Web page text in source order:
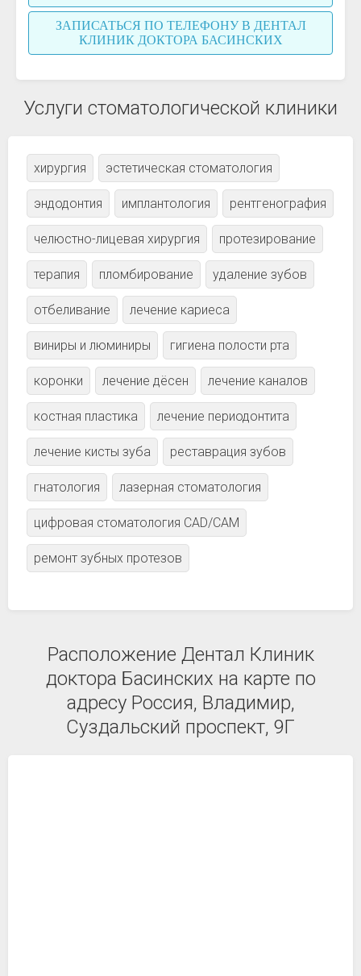
ЗАПИСАТЬСЯ ПО ТЕЛЕФОНУ В ДЕНТАЛ
КЛИНИК ДОКТОРА БАСИНСКИХ
Услуги стоматологической клиники
хирургия эстетическая стоматология
эндодонтия имплантология рентгенография
челюстно-лицевая хирургия протезирование
терапия пломбирование удаление зубов
отбеливание лечение кариеса
виниры и люминиры гигиена полости рта
коронки лечение дёсен лечение каналов
костная пластика лечение периодонтита
лечение кисты зуба реставрация зубов
гнатология лазерная стоматология
цифровая стоматология CAD/CAM
ремонт зубных протезов
Расположение Дентал Клиник
доктора Басинских на карте по
адресу Россия, Владимир,
Суздальский проспект, 9Г